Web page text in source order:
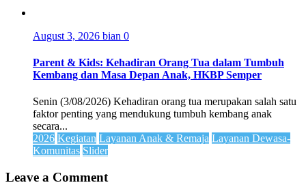
August 3, 2026 bian 0
Parent & Kids: Kehadiran Orang Tua dalam Tumbuh
Kembang dan Masa Depan Anak, HKBP Semper
Senin (3/08/2026) Kehadiran orang tua merupakan salah satu
faktor penting yang mendukung tumbuh kembang anak
secara...
2026 Kegiatan Layanan Anak & Remaja Layanan Dewasa-
Komunitas Slider
Leave a Comment